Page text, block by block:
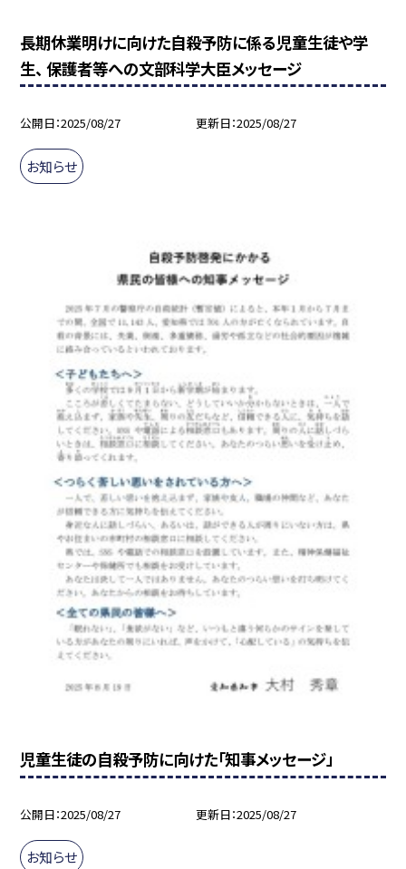
長期休業明けに向けた自殺予防に係る児童生徒や学
生、 保護者等への文部科学大臣メッセージ
公開日 2025/08/27 更新日 2025/08/27
お知らせ
児童生徒の自殺予防に向けた「知事メッセージ」
公開日 2025/08/27 更新日 2025/08/27
お知らせ